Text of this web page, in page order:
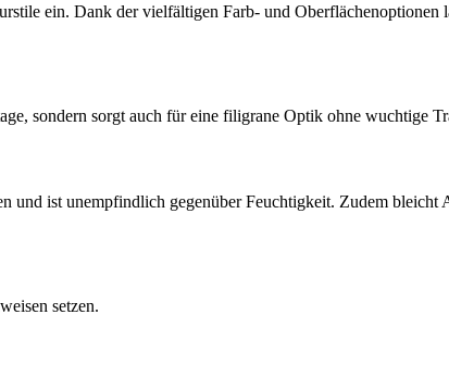
ein. Dank der vielfältigen Farb- und Oberflächenoptionen
sondern sorgt auch für eine filigrane Optik ohne wuchtige
und ist unempfindlich gegenüber Feuchtigkeit. Zudem bleicht
setzen.